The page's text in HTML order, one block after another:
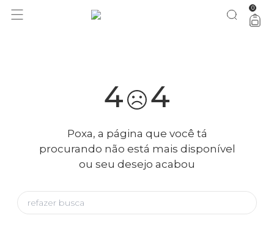
você merece 30% OFF pra comemorar com a gente aproveita! 0
4 4
Poxa, a página que você tá
procurando não está mais disponível
ou seu desejo acabou